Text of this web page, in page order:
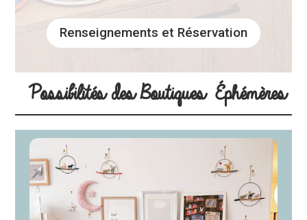
Renseignements et Réservation
Possibilités des Boutiques Éphémères